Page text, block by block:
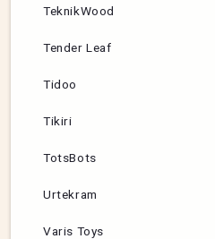
TeknikWood
Tender Leaf
Tidoo
Tikiri
TotsBots
Urtekram
Varis Toys